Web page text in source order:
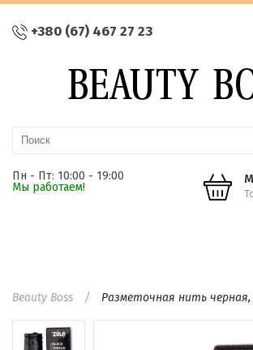
+380 (67) 467 27 23
Пн - Пт: 10:00 - 19:00
Мы работаем!
Beauty Boss Разметочная нить черная,